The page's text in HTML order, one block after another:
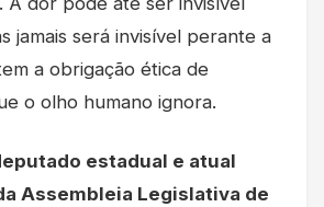
jamais será invisível perante a
a obrigação ética de
o olho humano ignora.
estadual e atual
Assembleia Legislativa de